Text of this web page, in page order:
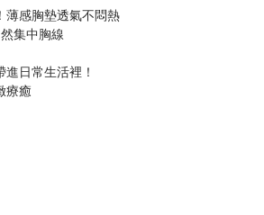
薄感胸墊透氣不悶熱
集中胸線
日常生活裡！
療癒